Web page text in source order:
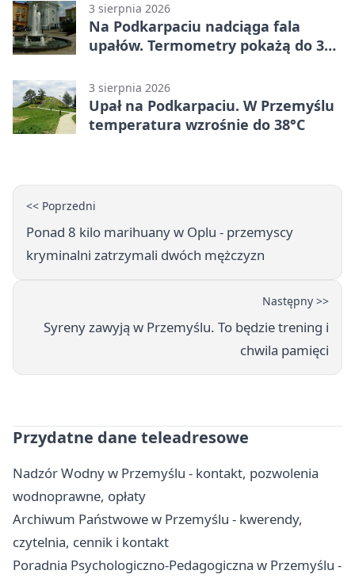
3 sierpnia 2026
Na Podkarpaciu nadciąga fala
upałów. Termometry pokażą do 36
3 sierpnia 2026
Upał na Podkarpaciu. W Przemyślu
temperatura wzrośnie do 38°C
<< Poprzedni
Ponad 8 kilo marihuany w Oplu - przemyscy
kryminalni zatrzymali dwóch mężczyzn
Następny >>
Syreny zawyją w Przemyślu. To będzie trening i
chwila pamięci
Przydatne dane teleadresowe
Nadzór Wodny w Przemyślu - kontakt, pozwolenia
wodnoprawne, opłaty
Archiwum Państwowe w Przemyślu - kwerendy,
czytelnia, cennik i kontakt
Poradnia Psychologiczno-Pedagogiczna w Przemyślu -